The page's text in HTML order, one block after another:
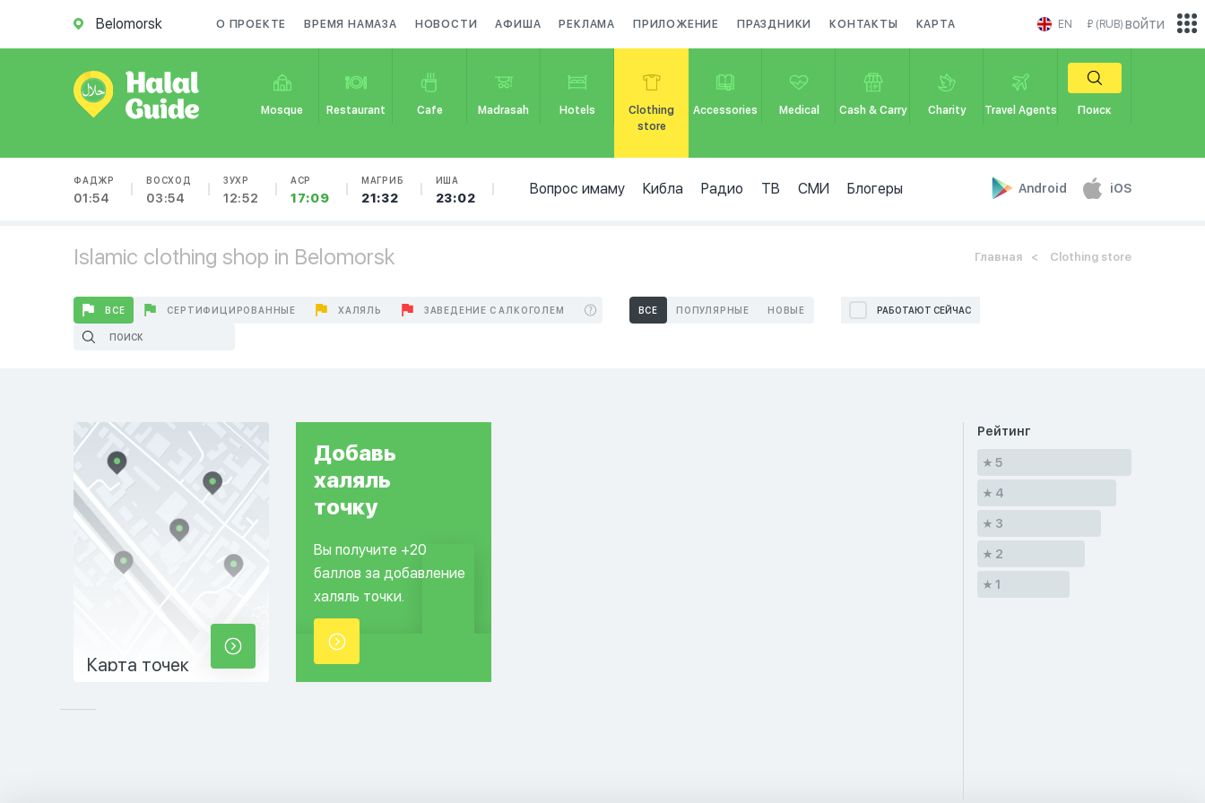
Belomorsk О ПРОЕКТЕ ВРЕМЯ НАМАЗА НОВОСТИ АФИША РЕКЛАМА ПРИЛОЖЕНИЕ ПРАЗДНИКИ КОНТАКТЫ КАРТА EN ₽ (RUB)
Mosque Restaurant Cafe Madrasah Hotels
Clothing
store
Accessories Medical Cash & Carry Charity Travel Agents Поиск
ФАДЖР
01:54
ВОСХОД
03:54
ЗУХР
12:52
АСР
17:09
МАГРИБ
21:32
ИША
23:02
Вопрос имаму Кибла Радио ТВ СМИ Блогеры Android iOS
войти
Islamic clothing shop in Belomorsk Главная Clothing store
ВСЕ СЕРТИФИЦИРОВАННЫЕ ХАЛЯЛЬ ЗАВЕДЕНИЕ С АЛКОГОЛЕМ ВСЕ ПОПУЛЯРНЫЕ НОВЫЕ РАБОТАЮТ СЕЙЧАС
Карта точек
Добавь
халяль
точку
Вы получите +20
баллов за добавление
халяль точки.
Рейтинг
5
4
3
2
1